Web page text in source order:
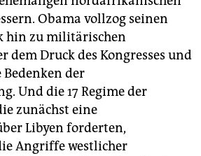
Obama vollzog seinen
hin zu militärischen
dem Druck des Kongresses und
der
Und die 17 Regime der
zunächst eine
Libyen forderten,
Angriffe westlicher